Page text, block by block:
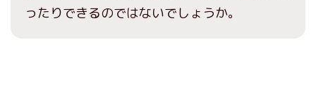
ったりできるのではないでしょうか。